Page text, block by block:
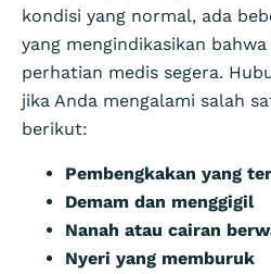
kondisi yang normal, ada
yang mengindikasikan
perhatian medis segera.
jika Anda mengalami salah
berikut:
Pembengkakan yang
Demam dan menggigil
Nanah atau cairan
Nyeri yang memburuk